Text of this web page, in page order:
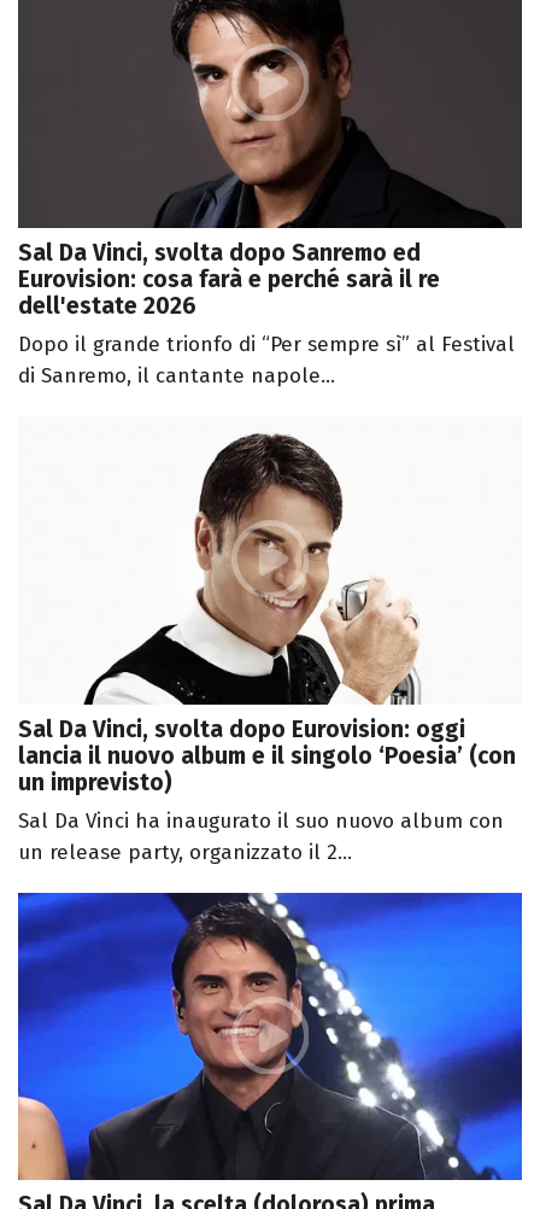
Sal Da Vinci, svolta dopo Sanremo ed
Eurovision: cosa farà e perché sarà il re
dell'estate 2026
Dopo il grande trionfo di “Per sempre sì” al Festival
di Sanremo, il cantante napole...
Sal Da Vinci, svolta dopo Eurovision: oggi
lancia il nuovo album e il singolo ‘Poesia’ (con
un imprevisto)
Sal Da Vinci ha inaugurato il suo nuovo album con
un release party, organizzato il 2...